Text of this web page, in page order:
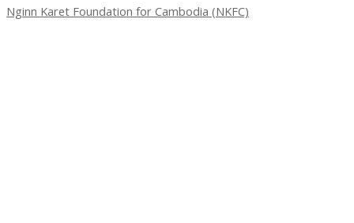
Nginn Karet Foundation for Cambodia (NKFC)